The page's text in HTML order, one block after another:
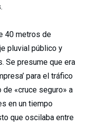
40 metros de
pluvial público y
Se presume que era
para el tráfico
«cruce seguro» a
en un tiempo
que oscilaba entre